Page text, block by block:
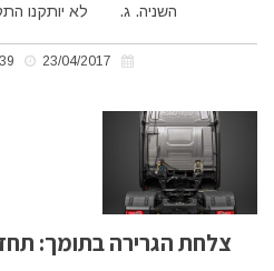
השניה. ג. לא יותקנו
צלחת הגרירה בתומך: